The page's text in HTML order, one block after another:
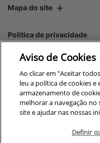
Mapa do site
Política de privacidade
CNPJ:
No trânsito,
Aviso de Cookies
Ao clicar em "Aceitar
leu a política de cookies e
armazenamento de
melhorar a navegação no
site e ajudar nas nossas
Definir